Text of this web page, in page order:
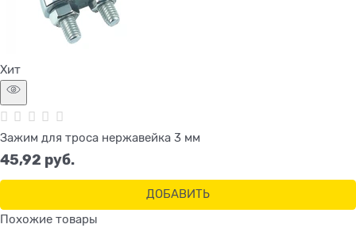
Хит
Зажим для троса нержавейка 3 мм
45,92 руб.
ДОБАВИТЬ
Похожие товары